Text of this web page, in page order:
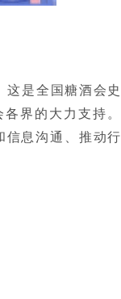
这是全国糖酒会史
界的大力支持。
息沟通、推动行